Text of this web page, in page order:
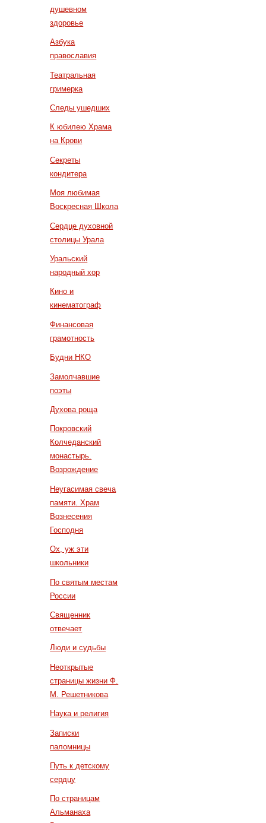
душевном
здоровье
Азбука
православия
Театральная
гримерка
Следы ушедших
К юбилею Храма
на Крови
Секреты
кондитера
Моя любимая
Воскресная Школа
Сердце духовной
столицы Урала
Уральский
народный хор
Кино и
кинематограф
Финансовая
грамотность
Будни НКО
Замолчавшие
поэты
Духова роща
Покровский
Колчеданский
монастырь.
Возрождение
Неугасимая свеча
памяти. Храм
Вознесения
Господня
Ох, уж эти
школьники
По святым местам
России
Священник
отвечает
Люди и судьбы
Неоткрытые
страницы жизни Ф.
М. Решетникова
Наука и религия
Записки
паломницы
Путь к детскому
сердцу
По страницам
Альманаха